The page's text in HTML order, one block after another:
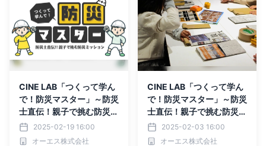
CINE LAB「つくって学ん
で！防災マスター」～防災
士直伝！親子で挑む防災ミ
ッション～ ワークショッ
プ開催
2025-02-19 16:00
オーエス株式会社
CINE LAB「つくって学ん
で！防災マスター」～防災
士直伝！親子で挑む防災ミ
ッション～ ワークショッ
プ開催
2025-02-03 16:00
オーエス株式会社